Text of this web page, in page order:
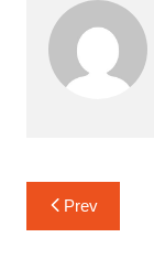
Navigasi
pos
Prev